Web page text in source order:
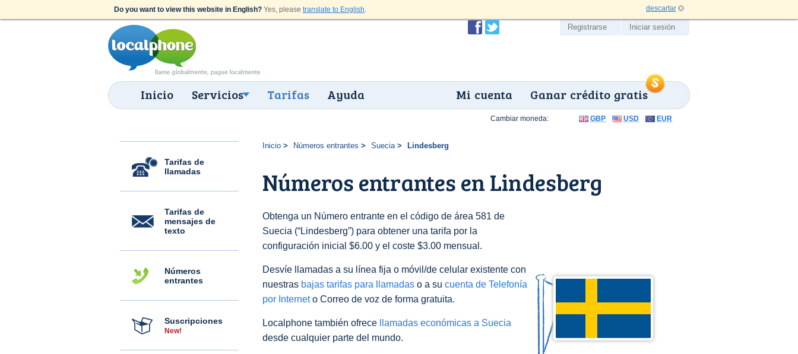
Do you want to view this website in English? Yes, please translate to English. descartar
Inicio Servicios Tarifas Ayuda Ganar crédito gratis
Mi cuenta
Registrarse Iniciar sesión
Tarifas de
llamadas
Tarifas de
mensajes de
texto
Números
entrantes
Suscripciones
New!
Inicio Números entrantes Suecia Lindesberg
Números entrantes en Lindesberg
Obtenga un Número entrante en el código de área 581 de
Suecia (“Lindesberg”) para obtener una tarifa por la
configuración inicial $6.00 y el coste $3.00 mensual.
Desvíe llamadas a su línea fija o móvil/de celular existente con
nuestras bajas tarifas para llamadas o a su cuenta de Telefonía
por Interneto Correo de voz de forma gratuita.
Localphone también ofrece
llamadas económicas a Suecia
desde cualquier parte del mundo.
Cambiar moneda: GBP USD EUR